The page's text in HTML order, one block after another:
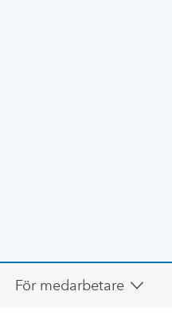
För medarbetare